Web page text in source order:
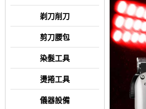
剃刀削刀
剪刀腰包
染髮工具
燙捲工具
儀器設備